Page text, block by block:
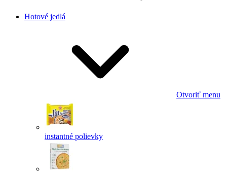
Hotové jedlá
Otvoriť menu
instantné polievky